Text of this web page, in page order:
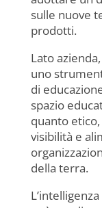
sulle nuove
prodotti.
Lato
uno
di
spazio
quanto
visibilità e
della terra.